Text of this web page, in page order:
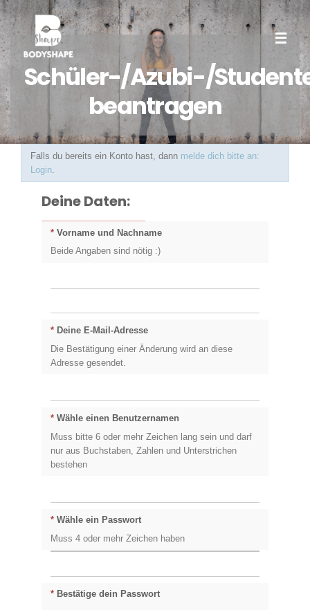
Schüler-/Azubi-/
beantragen
Falls du bereits ein Konto hast, dann melde dich bitte an:
Login
Deine Daten:
* Vorname und Nachname
Beide Angaben sind nötig :)
* Deine E-Mail-Adresse
Die Bestätigung einer Änderung wird an diese
Adresse gesendet.
* Wähle einen Benutzernamen
Muss bitte 6 oder mehr Zeichen lang sein und darf
nur aus Buchstaben, Zahlen und Unterstrichen
bestehen
* Wähle ein Passwort
Muss 4 oder mehr Zeichen haben
* Bestätige dein Passwort